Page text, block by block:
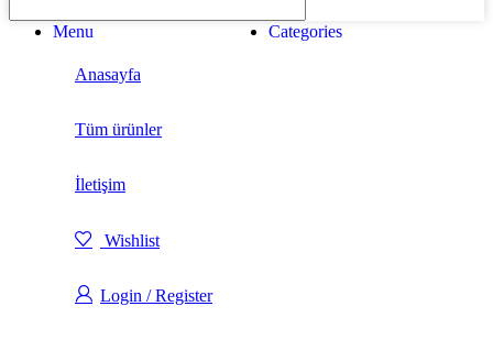
Menu Categories
Anasayfa
Tüm ürünler
İletişim
Wishlist
Login / Register